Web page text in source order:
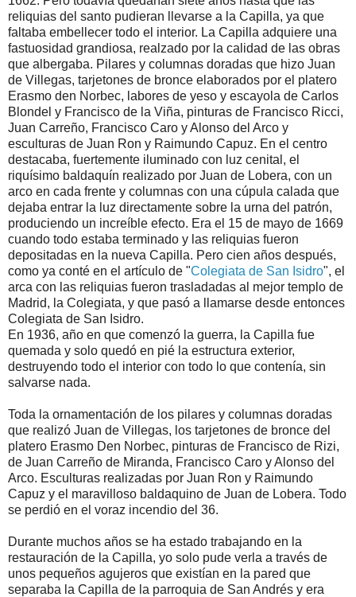
reliquias del santo pudieran llevarse a la Capilla, ya que
faltaba embellecer todo el interior. La Capilla adquiere una
fastuosidad grandiosa, realzado por la calidad de las obras
que albergaba. Pilares y columnas doradas que hizo Juan
de Villegas, tarjetones de bronce elaborados por el platero
Erasmo den Norbec, labores de yeso y escayola de Carlos
Blondel y Francisco de la Viña, pinturas de Francisco Ricci,
Juan Carreño, Francisco Caro y Alonso del Arco y
esculturas de Juan Ron y Raimundo Capuz. En el centro
destacaba, fuertemente iluminado con luz cenital, el
riquísimo baldaquín realizado por Juan de Lobera, con un
arco en cada frente y columnas con una cúpula calada que
dejaba entrar la luz directamente sobre la urna del patrón,
produciendo un increíble efecto. Era el 15 de mayo de 1669
cuando todo estaba terminado y las reliquias fueron
depositadas en la nueva Capilla. Pero cien años después,
como ya conté en el artículo de "Colegiata de San Isidro", el
arca con las reliquias fueron trasladadas al mejor templo de
Madrid, la Colegiata, y que pasó a llamarse desde entonces
Colegiata de San Isidro.
En 1936, año en que comenzó la guerra, la Capilla fue
quemada y solo quedó en pié la estructura exterior,
destruyendo todo el interior con todo lo que contenía, sin
salvarse nada.
Toda la ornamentación de los pilares y columnas doradas
que realizó Juan de Villegas, los tarjetones de bronce del
platero Erasmo Den Norbec, pinturas de Francisco de Rizi,
de Juan Carreño de Miranda, Francisco Caro y Alonso del
Arco. Esculturas realizadas por Juan Ron y Raimundo
Capuz y el maravilloso baldaquino de Juan de Lobera. Todo
se perdió en el voraz incendio del 36.
Durante muchos años se ha estado trabajando en la
restauración de la Capilla, yo solo pude verla a través de
unos pequeños agujeros que existían en la pared que
separaba la Capilla de la parroquia de San Andrés y era